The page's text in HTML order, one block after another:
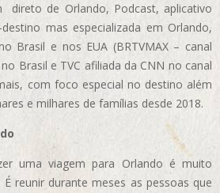
direto de Orlando, Podcast, aplicativo
mas especializada em Orlando,
Brasil e nos EUA (BRTVMAX – canal
Brasil e TVC afiliada da CNN no canal
com foco especial no destino além
e milhares de famílias desde 2018.
uma viagem para Orlando é muito
reunir durante meses as pessoas que